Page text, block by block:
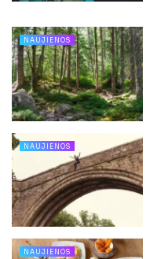
NAUJIENOS
NAUJIENOS
NAUJIENOS